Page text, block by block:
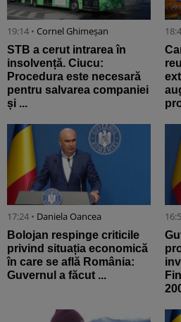
19:14 • Cornel Ghimeșan
STB a cerut intrarea în
insolvență. Ciucu:
Procedura este necesară
pentru salvarea companiei
și ...
17:24 • Daniela Oancea
Bolojan respinge criticile
privind situația economică
în care se află România:
Guvernul a făcut ...